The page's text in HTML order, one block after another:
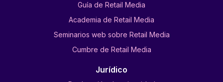
Guía de Retail Media
Academia de Retail Media
Seminarios web sobre Retail Media
Cumbre de Retail Media
Jurídico